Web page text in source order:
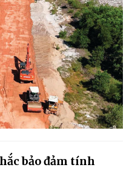
bảo đảm tính